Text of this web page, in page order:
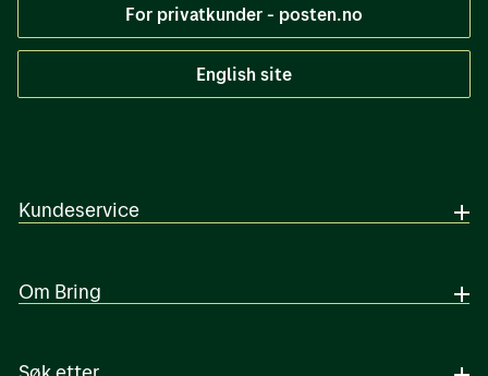
For privatkunder - posten.no
English site
Kundeservice
Om Bring